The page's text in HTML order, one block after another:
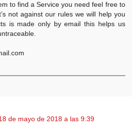
to find a Service you need feel free to
not against our rules we will help you
is made only by email this helps us
de mayo de 2018 a las 9:39